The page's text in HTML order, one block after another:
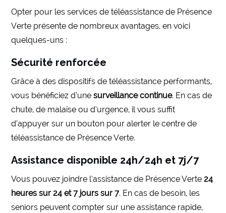
Opter pour les services de téléassistance de Présence
Verte présente de nombreux avantages, en voici
quelques-uns :
Sécurité renforcée
Grâce à des dispositifs de téléassistance performants,
vous bénéficiez d’unesurveillance continue. En cas de
chute, de malaise ou d’urgence, il vous suffit
d’appuyer sur un bouton pour alerter le centre de
téléassistance de Présence Verte.
Assistance disponible 24h/24h et 7j/7
Vous pouvez joindre l’assistance de Présence Verte24
heures sur 24 et 7 jours sur 7. En cas de besoin, les
seniors peuvent compter sur une assistance rapide,